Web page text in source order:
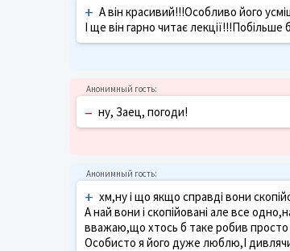
+ А він красивий!!!Особливо його
І ще він гарно читає лекції!!!Побільше
– ну, Заец, погоди!
+ хм,ну і що якщо справді вони
А най вони і скопійовані але все
вважаю,що хтось б таке робив просто
Особисто я його дуже люблю,І